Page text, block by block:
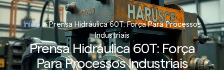
Início»Prensa Hidráulica 60T: Força Para Processos
Industriais
Prensa Hidráulica 60T: Força
Para Processos Industriais